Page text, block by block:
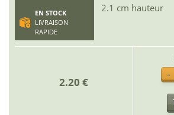
EN STOCK
LIVRAISON
RAPIDE
2.1 cm hauteur
2.20 €
-